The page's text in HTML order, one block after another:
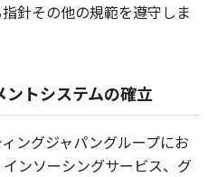
針その他の規範を遵守しま
トシステムの確立
ングジャパングループにお
ンソーシングサービス、グ